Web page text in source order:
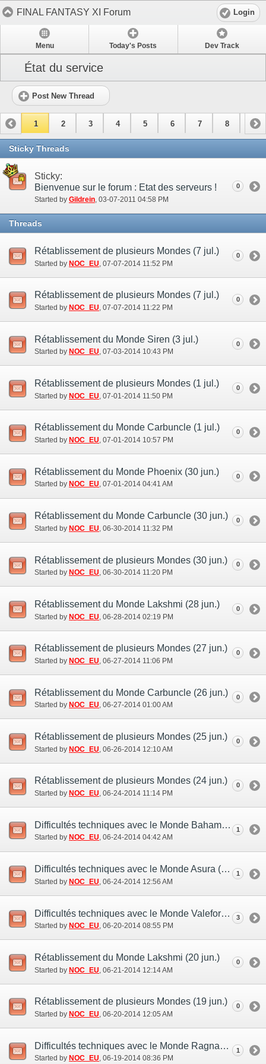
FINAL FANTASY XI Forum Login
Menu Today's Posts Dev Track
État du service
Post New Thread
1 2 3 4 5 6 7 8 9
10 11
Sticky Threads
Sticky:
Bienvenue sur le forum : Etat des serveurs !
Started by Gildrein‎, 03-07-2011 04:58 PM
0
Threads
Rétablissement de plusieurs Mondes (7 jul.)
Started by NOC_EU ‎, 07-07-2014 11:52 PM
0
Rétablissement de plusieurs Mondes (7 jul.)
Started by NOC_EU‎, 07-07-2014 11:22 PM
0
Rétablissement du Monde Siren (3 jul.)
Started by NOC_EU‎, 07-03-2014 10:43 PM
0
Rétablissement de plusieurs Mondes (1 jul.)
Started by NOC_EU ‎, 07-01-2014 11:50 PM
0
Rétablissement du Monde Carbuncle (1 jul.)
Started by NOC_EU‎, 07-01-2014 10:57 PM
0
Rétablissement du Monde Phoenix (30 jun.)
Started by NOC_EU‎, 07-01-2014 04:41 AM
0
Rétablissement du Monde Carbuncle (30 jun.)
Started by NOC_EU ‎, 06-30-2014 11:32 PM
0
Rétablissement de plusieurs Mondes (30 jun.)
Started by NOC_EU‎, 06-30-2014 11:20 PM
0
Rétablissement du Monde Lakshmi (28 jun.)
Started by NOC_EU ‎, 06-28-2014 02:19 PM
0
Rétablissement de plusieurs Mondes (27 jun.)
Started by NOC_EU‎, 06-27-2014 11:06 PM
0
Rétablissement du Monde Carbuncle (26 jun.)
Started by NOC_EU‎, 06-27-2014 01:00 AM
0
Rétablissement de plusieurs Mondes (25 jun.)
Started by NOC_EU ‎, 06-26-2014 12:10 AM
0
Rétablissement de plusieurs Mondes (24 jun.)
Started by NOC_EU‎, 06-24-2014 11:14 PM
0
Difficultés techniques avec le Monde Bahamut (23 juin)
Started by NOC_EU‎, 06-24-2014 04:42 AM
1
Difficultés techniques avec le Monde Asura (23 jun.)
Started by NOC_EU ‎, 06-24-2014 12:56 AM
1
Difficultés techniques avec le Monde Valefor(19 jun.)
Started by NOC_EU‎, 06-20-2014 08:55 PM
3
Rétablissement du Monde Lakshmi (20 jun.)
Started by NOC_EU ‎, 06-21-2014 12:14 AM
0
Rétablissement de plusieurs Mondes (19 jun.)
Started by NOC_EU‎, 06-20-2014 12:05 AM
0
Difficultés techniques avec le Monde Ragnarok (19 jun.)
Started by NOC_EU‎, 06-19-2014 08:36 PM
1